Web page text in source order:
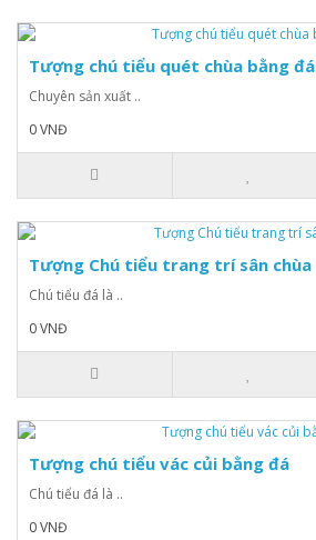
Tượng chú tiểu quét chùa bằng đá
Chuyên sản xuất ..
0 VNĐ
Tượng Chú tiểu trang trí sân chùa
Chú tiểu đá là ..
0 VNĐ
Tượng chú tiểu vác củi bằng đá
Chú tiểu đá là ..
0 VNĐ